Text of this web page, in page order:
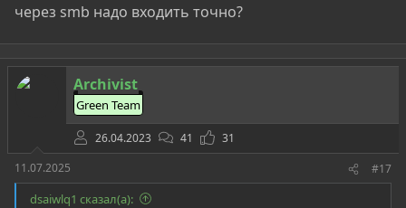
через smb надо входить точно?
Archivist
Green Team
26.04.2023 41
31
11.07.2025
#17
dsaiwlq1 сказал(а):